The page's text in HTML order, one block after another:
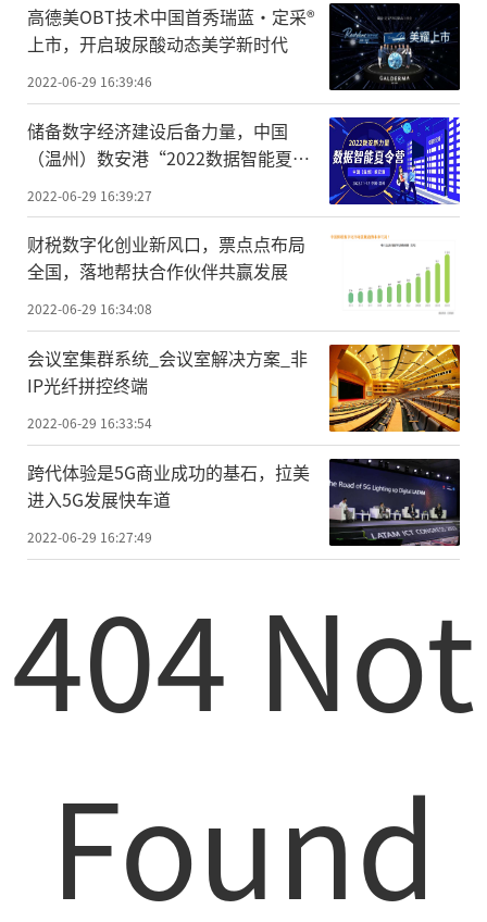
高德美OBT技术中国首秀瑞蓝·定采®
上市，开启玻尿酸动态美学新时代
2022-06-29 16:39:46
储备数字经济建设后备力量，中国
（温州）数安港“2022数据智能夏令
2022-06-29 16:39:27
财税数字化创业新风口，票点点布局
全国，落地帮扶合作伙伴共赢发展
2022-06-29 16:34:08
会议室集群系统_会议室解决方案_非
IP光纤拼控终端
2022-06-29 16:33:54
跨代体验是5G商业成功的基石，拉美
进入5G发展快车道
2022-06-29 16:27:49
404 Not
Found